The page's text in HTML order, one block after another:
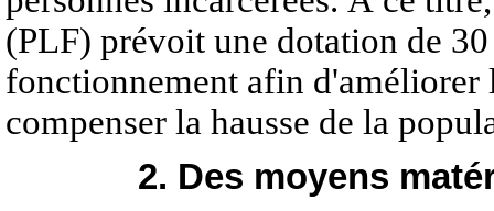
(PLF) prévoit une dotation de
fonctionnement afin d'améliorer
compenser la hausse de la
2. Des moyens